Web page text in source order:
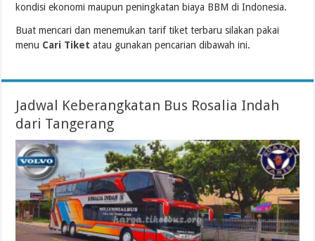
kondisi ekonomi maupun peningkatan biaya BBM di Indonesia.
Buat mencari dan menemukan tarif tiket terbaru silakan pakai
menu Cari Tiket atau gunakan pencarian dibawah ini.
Jadwal Keberangkatan Bus Rosalia Indah
dari Tangerang